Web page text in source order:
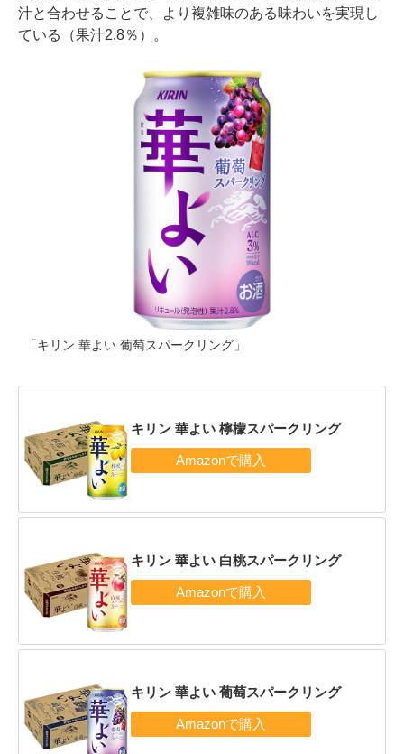
汁と合わせることで、より複雑味のある味わいを実現し
ている（果汁2.8％）。
「キリン 華よい 葡萄スパークリング」
キリン 華よい 檸檬スパークリング
キリン 華よい 白桃スパークリング
キリン 華よい 葡萄スパークリング